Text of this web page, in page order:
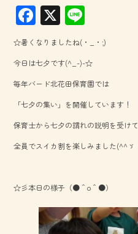
F
ac
e
b
o
ok
X
ne
☆暑くなりましたね(・_・;)
今日は七夕です(^_-)-☆
毎年バード北花田保育園では
「七夕の集い」を開催しています！
保育士から七夕の謂れの説明を受けて
全員でスイカ割を楽しみました(^^ゞ
☆彡本日の様子（●＾o＾●）